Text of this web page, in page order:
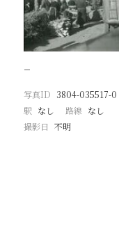
−
写真ID 3804-035517-0
駅 なし 路線 なし
撮影日 不明